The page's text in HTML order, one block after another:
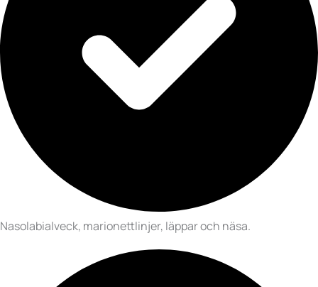
Nasolabialveck, marionettlinjer, läppar och näsa.